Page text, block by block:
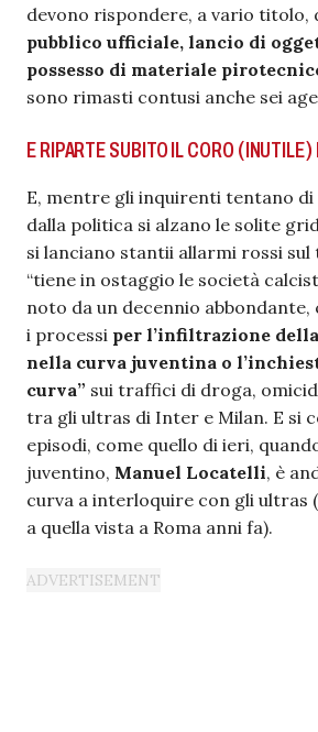
devono rispondere, a vario titolo,
pubblico ufficiale, lancio di
possesso di materiale
sono rimasti contusi anche sei
E RIPARTE SUBITO IL CORO
E, mentre gli inquirenti tentano
dalla politica si alzano le solite
si lanciano stantii allarmi rossi
“tiene in ostaggio le società
noto da un decennio
i processi per l’infiltrazione
nella curva juventina o
curva” sui traffici di droga,
tra gli ultras di Inter e Milan. E si
episodi, come quello di ieri,
juventino, Manuel Locatelli, è
curva a interloquire con gli ultras
a quella vista a Roma anni fa).